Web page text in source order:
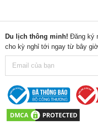
Du lịch thông minh! Đăng ký
cho kỳ nghỉ tới ngay từ bây